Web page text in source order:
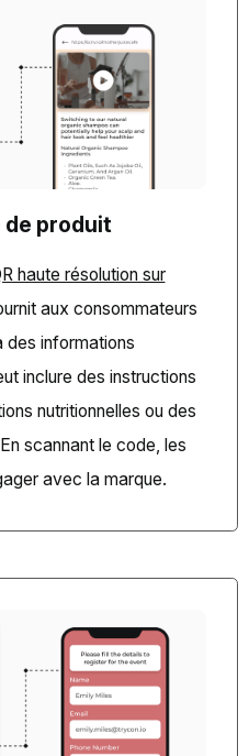
de produit
haute résolution sur
aux consommateurs
informations
inclure des instructions
nutritionnelles ou des
scannant le code, les
avec la marque.